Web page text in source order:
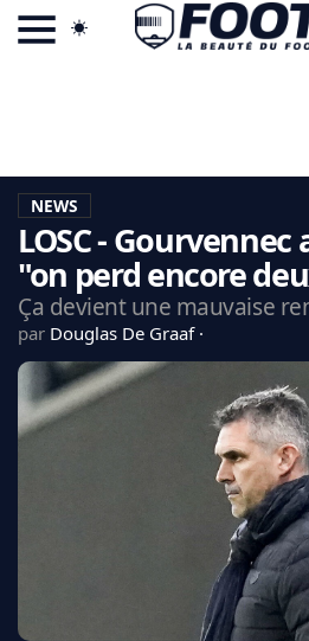
LA CHARTE
VIE PRIVÉE
CGU
CONTACTEZ-NOUS
MERCATO
CDM 2026
NEWS
LOSC - Gourvennec
"on perd encore
Ça devient une mauvaise
par Douglas De Graaf